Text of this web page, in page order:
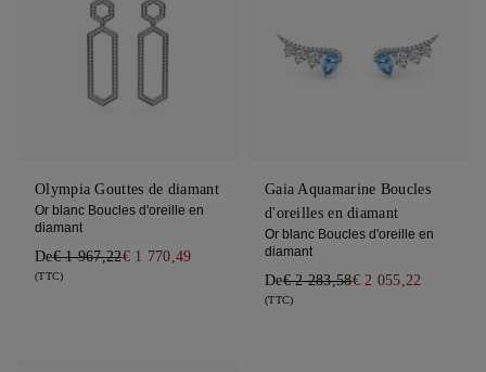
Olympia Gouttes de diamant
Or blanc Boucles d'oreille en
diamant
De€ 1 967,22€ 1 770,49
(TTC)
Gaia Aquamarine Boucles
d'oreilles en diamant
Or blanc Boucles d'oreille en
diamant
De€ 2 283,58€ 2 055,22
(TTC)